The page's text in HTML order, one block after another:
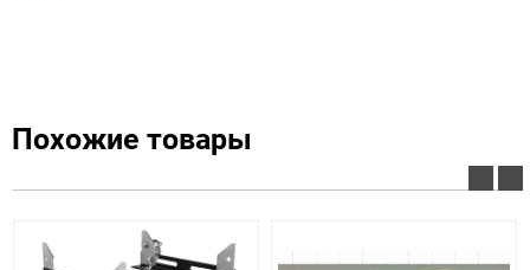
Похожие товары